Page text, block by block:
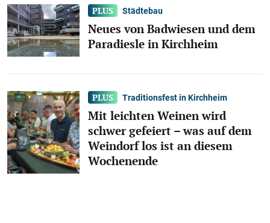
Städtebau
Neues von Badwiesen und dem
Paradiesle in Kirchheim
Traditionsfest in Kirchheim
Mit leichten Weinen wird
schwer gefeiert – was auf dem
Weindorf los ist an diesem
Wochenende